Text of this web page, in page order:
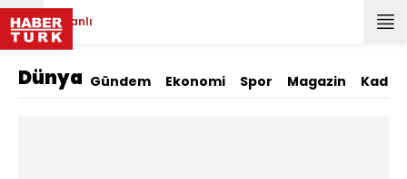
Canlı
Dünya Gündem Ekonomi Spor Magazin Kadın